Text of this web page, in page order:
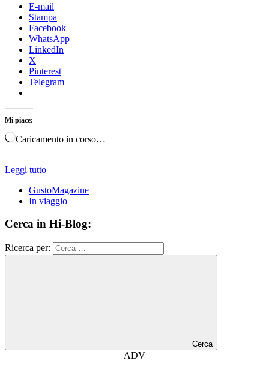
E-mail
Stampa
Facebook
WhatsApp
LinkedIn
X
Pinterest
Telegram
Mi piace:
Caricamento in corso…
Leggi tutto
GustoMagazine
In viaggio
Cerca in Hi-Blog:
Ricerca per:
Cerca
ADV